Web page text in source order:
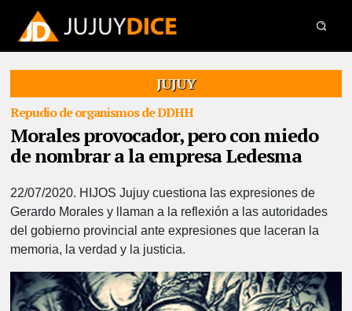
JUJUY
Repudio de organismos de DDHH
Morales provocador, pero con miedo
de nombrar a la empresa Ledesma
22/07/2020. HIJOS Jujuy cuestiona las expresiones de
Gerardo Morales y llaman a la reflexión a las autoridades
del gobierno provincial ante expresiones que laceran la
memoria, la verdad y la justicia.